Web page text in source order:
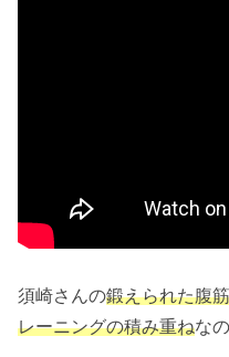
須崎さんの鍛えられた腹
レーニングの積み重ねな